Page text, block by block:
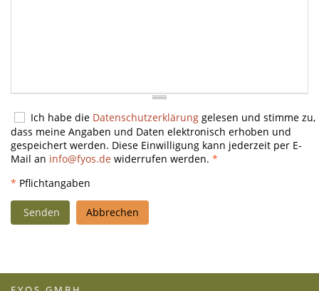
Ich habe die Datenschutzerklärung gelesen und stimme zu,
dass meine Angaben und Daten elektronisch erhoben und
gespeichert werden. Diese Einwilligung kann jederzeit per E-
Mail an info@fyos.de widerrufen werden. *
* Pflichtangaben
Senden Abbrechen